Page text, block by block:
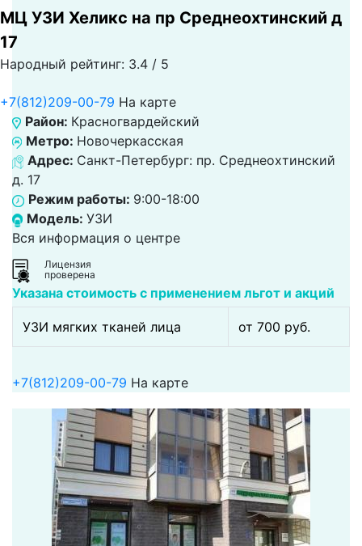
МЦ УЗИ Хеликс на пр Среднеохтинский д
17
Народный рейтинг: 3.4 / 5
+7(812)209-00-79 На карте
Район: Красногвардейский
Метро: Новочеркасская
Адрес: Санкт-Петербург: пр. Среднеохтинский
д. 17
Режим работы: 9:00-18:00
Модель: УЗИ
Вся информация о центре
Лицензия
проверена
Указана стоимость с применением льгот и акций
УЗИ мягких тканей лица от 700 pуб.
+7(812)209-00-79 На карте